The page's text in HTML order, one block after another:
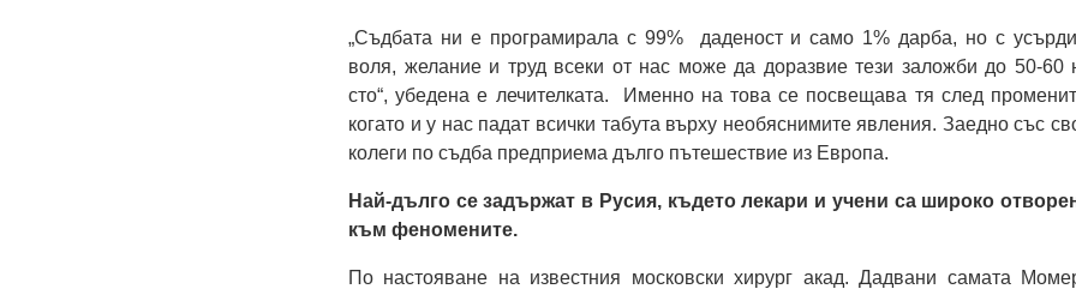
„Съдбата ни е програмирала с 99% даденост и само 1% дарба, но с
воля, желание и труд всеки от нас може да доразвие тези заложби до 50-60
сто“, убедена е лечителката. Именно на това се посвещава тя след
когато и у нас падат всички табута върху необяснимите явления. Заедно със
колеги по съдба предприема дълго пътешествие из Европа.
Най-дълго се задържат в Русия, където лекари и учени са широко
към феномените.
По настояване на известния московски хирург акад. Дадвани самата